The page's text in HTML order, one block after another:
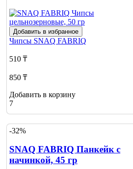
Добавить в избранное
Чипсы SNAQ FABRIQ
510 ₸
850 ₸
Добавить в корзину
7
-32%
SNAQ FABRIQ Панкейк с
начинкой, 45 гр